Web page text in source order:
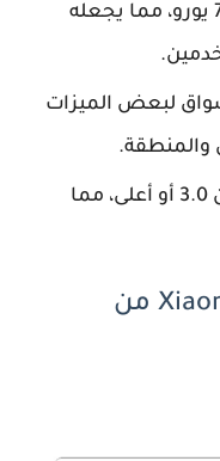
سعر مرتفع يصل إلى 764.40 يورو، مما يجعله
لبعض الميزات
منفذ USB Type-C 2.0 بدلاً من 3.0 أو أعلى، مما
شراء هاتف Xiaomi 14T Pro من